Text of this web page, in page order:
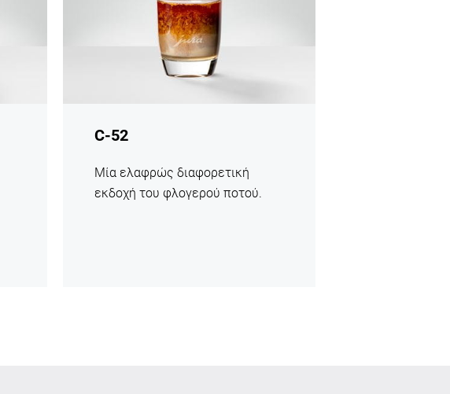
C-52
Μία ελαφρώς διαφορετική
εκδοχή του φλογερού ποτού.